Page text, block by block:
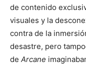
de contenido
visuales y la
contra de la
desastre, pero
de Arcane